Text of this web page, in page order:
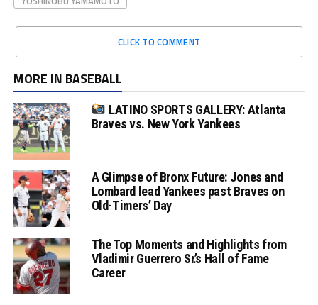
CLICK TO COMMENT
MORE IN BASEBALL
LATINO SPORTS GALLERY: Atlanta
Braves vs. New York Yankees
A Glimpse of Bronx Future: Jones and
Lombard lead Yankees past Braves on
Old-Timers’ Day
The Top Moments and Highlights from
Vladimir Guerrero Sr.’s Hall of Fame
Career